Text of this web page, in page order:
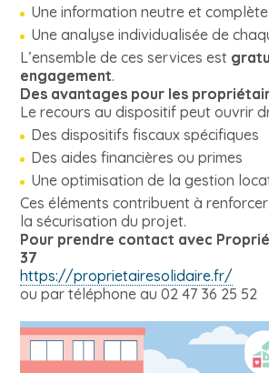
Une information neutre et complète
Une analyse individualisée de
L’ensemble de ces services est
engagement.
Des avantages pour les
Le recours au dispositif peut ouvrir
Des dispositifs fiscaux spécifiques
Des aides financières ou primes
Une optimisation de la gestion
Ces éléments contribuent à
la sécurisation du projet.
Pour prendre contact avec
37
https://proprietairesolidaire.fr/
ou par téléphone au 02 47 36 25 52